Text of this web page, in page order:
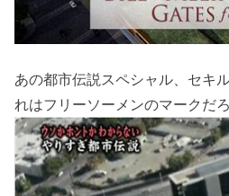
あの都市伝説スペシャル、セキ
れはフリーソーメンのマークだ